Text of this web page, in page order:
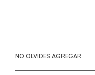
NO OLVIDES AGREGAR